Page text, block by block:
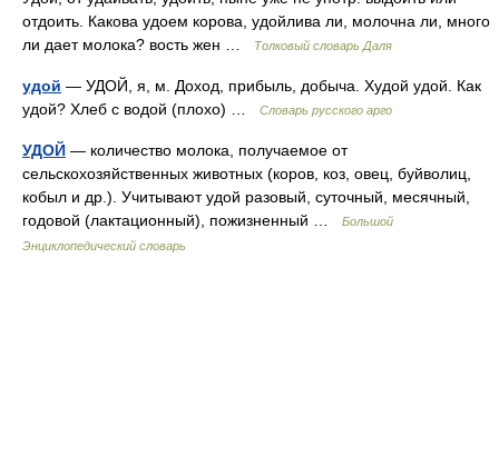
отдоить. Какова удоем корова, удойлива ли, молочна ли, много
ли дает молока? вость жен …
Толковый словарь Даля
удой — УДОЙ, я, м. Доход, прибыль, добыча. Худой удой. Как
удой? Хлеб с водой (плохо) …
Словарь русского арго
УДОЙ — количество молока, получаемое от
сельскохозяйственных животных (коров, коз, овец, буйволиц,
кобыл и др.). Учитывают удой разовый, суточный, месячный,
годовой (лактационный), пожизненный …
Большой
Энциклопедический словарь